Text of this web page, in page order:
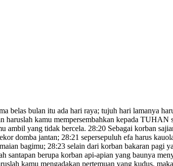
belas bulan itu ada hari raya; tujuh hari lamanya
haruslah kamu mempersembahkan kepada TUHAN
ambil yang tidak bercela. 28:20 Sebagai korban
domba jantan; 28:21 sepersepuluh efa harus
bagimu; 28:23 selain dari korban bakaran pagi
santapan berupa korban api-apian yang baunya
kamu mengadakan pertemuan yang kudus,